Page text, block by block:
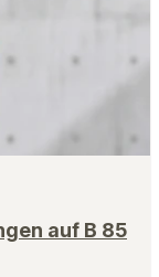
auf B 85